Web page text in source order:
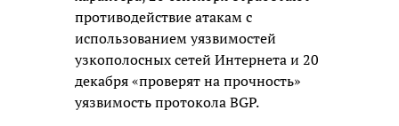
противодействие атакам с
использованием уязвимостей
узкополосных сетей Интернета и 20
декабря «проверят на прочность»
уязвимость протокола BGP.